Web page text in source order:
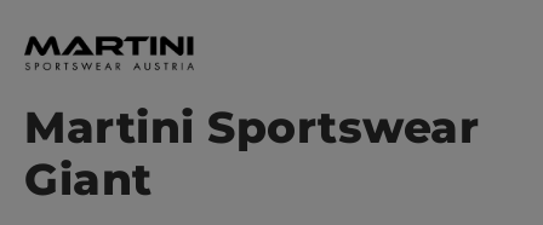
Martini Sportswear
Giant